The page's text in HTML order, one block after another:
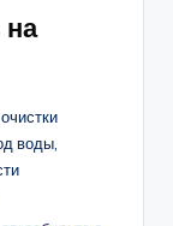
воды,